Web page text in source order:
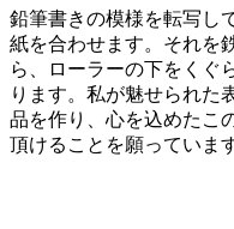
鉛筆書きの模様を転写し
紙を合わせます。それを
ら、ローラーの下をくぐ
ります。私が魅せられた
品を作り、心を込めたこ
頂けることを願っています